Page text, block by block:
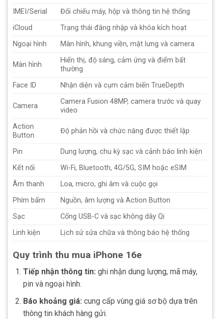
IMEI/Serial
Đối chiếu máy, hộp và thông tin hệ thống
iCloud
Trạng thái đăng nhập và khóa kích hoạt
Ngoại hình
Màn hình, khung viền, mặt lưng và camera
Màn hình
Hiển thị, độ sáng, cảm ứng và điểm bất
thường
Face ID
Nhận diện và cụm cảm biến TrueDepth
Camera
Camera Fusion 48MP, camera trước và quay
video
Action
Button
Độ phản hồi và chức năng được thiết lập
Pin
Dung lượng, chu kỳ sạc và cảnh báo linh kiện
Kết nối
Wi-Fi, Bluetooth, 4G/5G, SIM hoặc eSIM
Âm thanh
Loa, micro, ghi âm và cuộc gọi
Phím bấm
Nguồn, âm lượng và Action Button
Sạc
Cổng USB-C và sạc không dây Qi
Linh kiện
Lịch sử sửa chữa và thông báo hệ thống
Quy trình thu mua iPhone 16e
Tiếp nhận thông tin: ghi nhận dung lượng, mã máy,
pin và ngoại hình.
Báo khoảng giá: cung cấp vùng giá sơ bộ dựa trên
thông tin khách hàng gửi.